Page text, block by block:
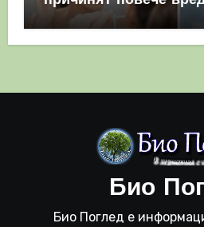
полза
Био
Био Поглед е